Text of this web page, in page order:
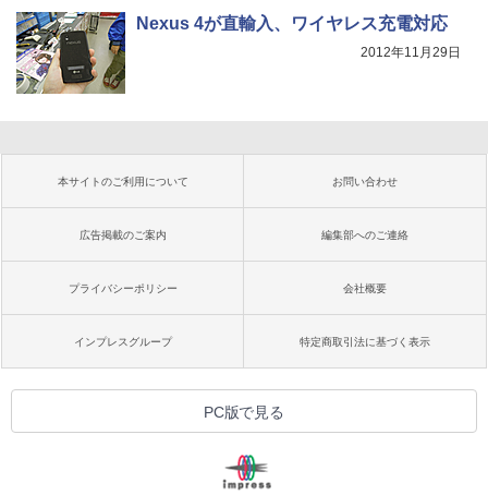
Nexus 4が直輸入、ワイヤレス充電対応
2012年11月29日
本サイトのご利用について お問い合わせ
広告掲載のご案内 編集部へのご連絡
プライバシーポリシー 会社概要
インプレスグループ 特定商取引法に基づく表示
PC版で見る